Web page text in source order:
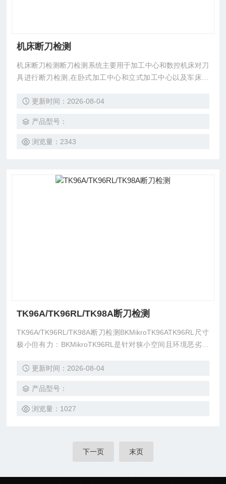
机床断刀检测
机床断刀检测断刀检测系统主要用于加工中心和数控机床对刀
具进行断刀检测,在卧式加工中心和立式加工中心以及车床等
更新时间：2026-08-04
产品型号：
浏览量：2343
TK96A/TK96RL/TK98A断刀检测
TK96A/TK96RL/TK98A断刀检测BKMikroTK96ATK96RL尺寸
极小但有力：BKMikroTK96RL是针对狭小空间且环境恶劣的
更新时间：2026-08-04
产品型号：
浏览量：1027
下一页 末页